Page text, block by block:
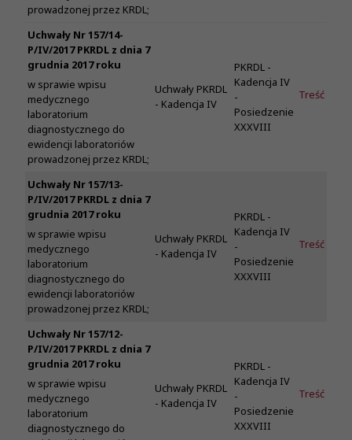
prowadzonej przez KRDL;
Uchwały Nr 157/14-
P/IV/2017 PKRDL z dnia 7
grudnia 2017 roku
w sprawie wpisu
medycznego
laboratorium
diagnostycznego do
ewidencji laboratoriów
prowadzonej przez KRDL;
Uchwały PKRDL
- Kadencja IV
PKRDL -
Kadencja IV
-
Posiedzenie
XXXVIII
Treść
Uchwały Nr 157/13-
P/IV/2017 PKRDL z dnia 7
grudnia 2017 roku
w sprawie wpisu
medycznego
laboratorium
diagnostycznego do
ewidencji laboratoriów
prowadzonej przez KRDL;
Uchwały PKRDL
- Kadencja IV
PKRDL -
Kadencja IV
-
Posiedzenie
XXXVIII
Treść
Uchwały Nr 157/12-
P/IV/2017 PKRDL z dnia 7
grudnia 2017 roku
w sprawie wpisu
medycznego
laboratorium
diagnostycznego do
Uchwały PKRDL
- Kadencja IV
PKRDL -
Kadencja IV
-
Posiedzenie
XXXVIII
Treść